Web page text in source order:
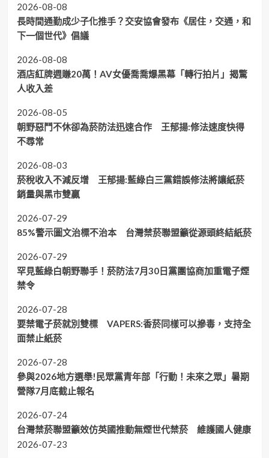
2026-08-08
長時間通勤成少子化推手？交安協會發布《居住，交通，和
下一個世代》倡議
2026-08-08
酒店紅牌週賺20萬！AV女優喬喬爆黑幕「轉行拍片」揭驚
人收入差
2026-08-05
朝野惡鬥不休卻為菸防法迅速合作 王郁揚:修法速度快得
不尋常
2026-08-03
菸稅收入不減反增 王郁揚:藍綠白三黨錯誤修法將讓紙菸
銷量與黑市雙贏
2026-07-29
85%警示圖文治標不治本 台灣禁菸聯盟籲從源頭終結紙菸
2026-07-29
罕見藍綠白朝野聯手！菸防法7月30日黨團協商加重電子煙
禁令
2026-07-28
要禁電子菸就別雙標 VAPERS:香菸同樣可以摻毒，支持全
面禁止紙菸
2026-07-28
參與2026地方選舉!民眾黨青年部「行動！未來之眾」暑期
營隊7月底截止報名
2026-07-24
台灣禁菸聯盟籲效仿英國推動無煙世代禁菸 維護國人健康
2026-07-23